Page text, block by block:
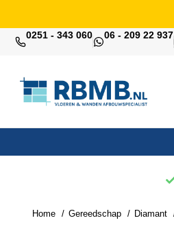
0251 - 343 060 06 - 209 22 937
Home Gereedschap Diamant